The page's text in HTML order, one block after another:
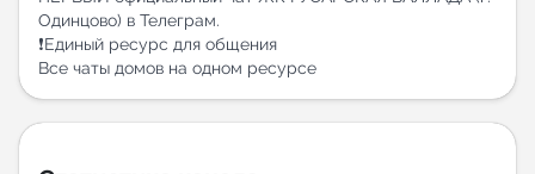
Индекс читаемости каналов в Telegram
New
Одинцово) в Телеграм.
❗️Единый ресурс для общения
Все чаты домов на одном ресурсе